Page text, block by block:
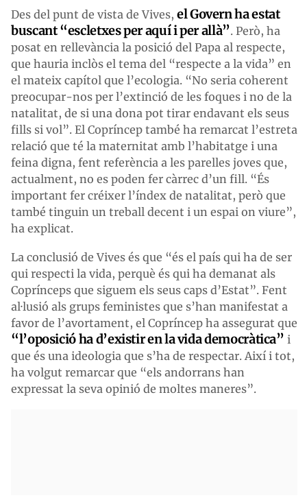
Des del punt de vista de Vives, el Govern ha estat
buscant “escletxes per aquí i per allà”. Però, ha
posat en rellevància la posició del Papa al respecte,
que hauria inclòs el tema del “respecte a la vida” en
el mateix capítol que l’ecologia. “No seria coherent
preocupar-nos per l’extinció de les foques i no de la
natalitat, de si una dona pot tirar endavant els seus
fills si vol”. El Copríncep també ha remarcat l’estreta
relació que té la maternitat amb l’habitatge i una
feina digna, fent referència a les parelles joves que,
actualment, no es poden fer càrrec d’un fill. “És
important fer créixer l’índex de natalitat, però que
també tinguin un treball decent i un espai on viure”,
ha explicat.
La conclusió de Vives és que “és el país qui ha de ser
qui respecti la vida, perquè és qui ha demanat als
Coprínceps que siguem els seus caps d’Estat”. Fent
al·lusió als grups feministes que s’han manifestat a
favor de l’avortament, el Copríncep ha assegurat que
“l’oposició ha d’existir en la vida democràtica” i
que és una ideologia que s’ha de respectar. Així i tot,
ha volgut remarcar que “els andorrans han
expressat la seva opinió de moltes maneres”.